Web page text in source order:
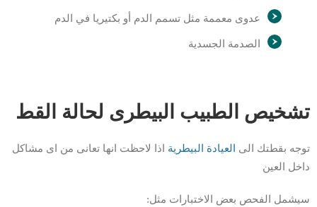
عدوى معممة مثل تسمم الدم أو بكتيريا في الدم
الصدمة الجسدية
تشخيص الطبيب البيطرى لحالة القط
توجه بقطتك الى العيادة البيطرية اذا لاحظت انها تعانى من اى مشاكل
داخل العين
سيشمل الفحص بعض الاختبارات مثل: